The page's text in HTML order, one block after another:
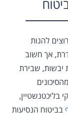
להנות
אך חשוב
יבשות, שבירת
בליכטנשטיין,
בביטוח הנסיעות